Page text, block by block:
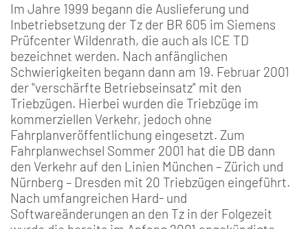
Im Jahre 1999 begann die Auslieferung und
Inbetriebsetzung der Tz der BR 605 im Siemens
Prüfcenter Wildenrath, die auch als ICE TD
bezeichnet werden. Nach anfänglichen
Schwierigkeiten begann dann am 19. Februar 2001
der "verschärfte Betriebseinsatz" mit den
Triebzügen. Hierbei wurden die Triebzüge im
kommerziellen Verkehr, jedoch ohne
Fahrplanveröffentlichung eingesetzt. Zum
Fahrplanwechsel Sommer 2001 hat die DB dann
den Verkehr auf den Linien München – Zürich und
Nürnberg – Dresden mit 20 Triebzügen eingeführt.
Nach umfangreichen Hard- und
Softwareänderungen an den Tz in der Folgezeit